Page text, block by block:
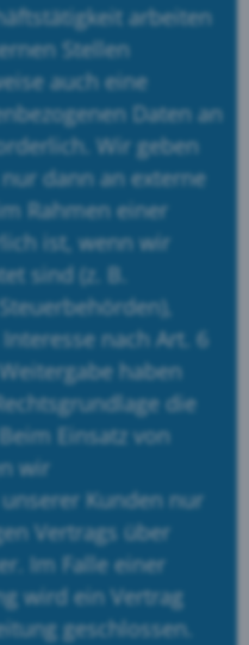
arbeiten
Stellen
auch eine
Daten an
Wir geben
dann an externe
Rahmen einer
ist, wenn wir
sind (z. B.
nach Art. 6
haben
die
Einsatz von
wir
Kunden nur
Vertrags über
Im Falle einer
wird ein Vertrag
geschlossen.